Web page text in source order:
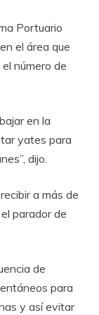
Portuario
el área que
número de
en la
yates para
dijo.
a más de
parador de
de
para
y así evitar